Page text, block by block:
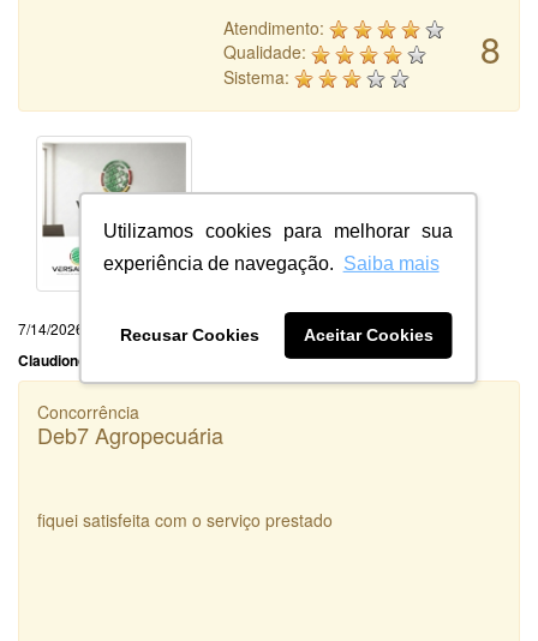
Utilizamos cookies para melhorar sua
experiência de navegação. Saiba mais
Recusar Cookies Aceitar Cookies
8
Atendimento:
Qualidade:
Sistema:
7/14/2026
Claudionor Ventura Oliveira Ltda
Concorrência
Deb7 Agropecuária
fiquei satisfeita com o serviço prestado